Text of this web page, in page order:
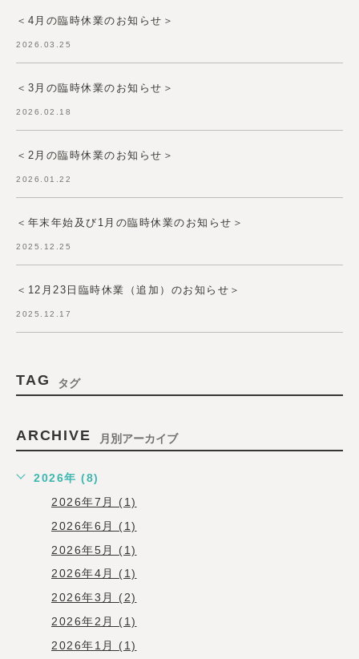
＜4月の臨時休業のお知らせ＞
2026.03.25
＜3月の臨時休業のお知らせ＞
2026.02.18
＜2月の臨時休業のお知らせ＞
2026.01.22
＜年末年始及び1月の臨時休業のお知らせ＞
2025.12.25
＜12月23日臨時休業（追加）のお知らせ＞
2025.12.17
TAG タグ
ARCHIVE 月別アーカイブ
2026年 (8)
2026年7月 (1)
2026年6月 (1)
2026年5月 (1)
2026年4月 (1)
2026年3月 (2)
2026年2月 (1)
2026年1月 (1)